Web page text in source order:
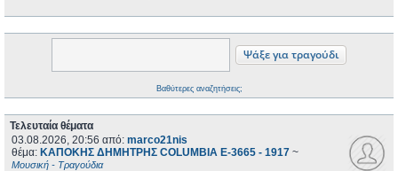
Βαθύτερες αναζητήσεις;
Τελευταία θέματα
03.08.2026, 20:56 από: marco21nis
θέμα: ΚΑΠΟΚΗΣ ΔΗΜΗΤΡΗΣ COLUMBIA E-3665 - 1917 ~
Μουσική - Τραγούδια